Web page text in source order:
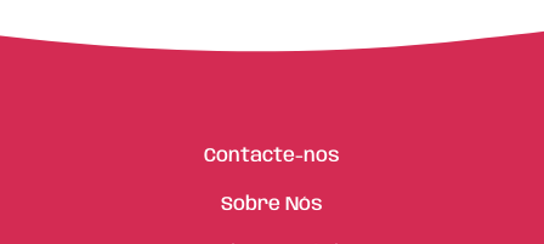
Contacte-nos
Sobre Nós